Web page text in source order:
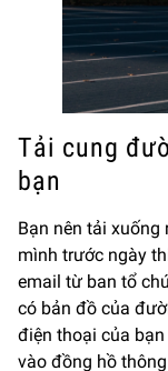
Tải cung
bạn
Bạn nên tải xuống
mình trước ngày
email từ ban tổ
có bản đồ của
điện thoại của
vào đồng hồ